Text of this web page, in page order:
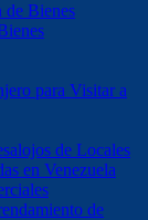
Bienes
para Visitar a
de Locales
en Venezuela
de